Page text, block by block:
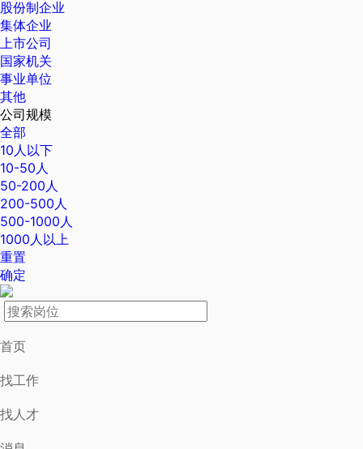
股份制企业
集体企业
上市公司
国家机关
事业单位
其他
公司规模
全部
10人以下
10-50人
50-200人
200-500人
500-1000人
1000人以上
重置
确定
首页
找工作
找人才